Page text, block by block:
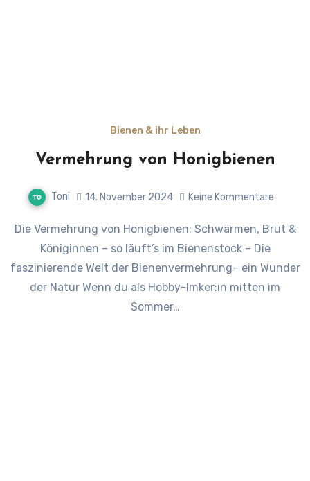
Bienen & ihr Leben
Vermehrung von Honigbienen
Toni 14. November 2024 Keine Kommentare
Die Vermehrung von Honigbienen: Schwärmen, Brut &
Königinnen – so läuft’s im Bienenstock – Die
faszinierende Welt der Bienenvermehrung– ein Wunder
der Natur Wenn du als Hobby-Imker:in mitten im
Sommer…